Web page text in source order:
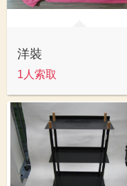
洋裝
1人索取